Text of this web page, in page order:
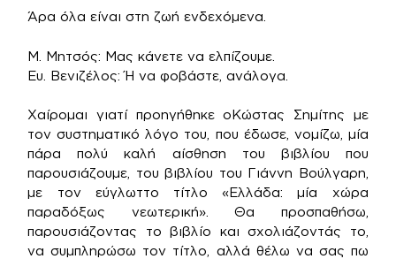
Άρα όλα είναι στη ζωή ενδεχόμενα.
Μ. Μητσός: Μας κάνετε να ελπίζουμε.
Ευ. Βενιζέλος: Ή να φοβάστε, ανάλογα.
Χαίρομαι γιατί προηγήθηκε οΚώστας Σημίτης με
τον συστηματικό λόγο του, που έδωσε, νομίζω, μία
πάρα πολύ καλή αίσθηση του βιβλίου που
παρουσιάζουμε, του βιβλίου του Γιάννη Βούλγαρη,
με τον εύγλωττο τίτλο «Ελλάδα: μία χώρα
παραδόξως νεωτερική». Θα προσπαθήσω,
παρουσιάζοντας το βιβλίο και σχολιάζοντάς το,
να συμπληρώσω τον τίτλο, αλλά θέλω να σας πω